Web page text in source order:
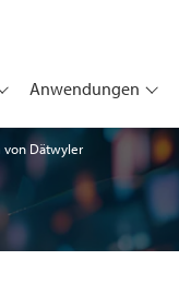
Anwendungen
von Dätwyler